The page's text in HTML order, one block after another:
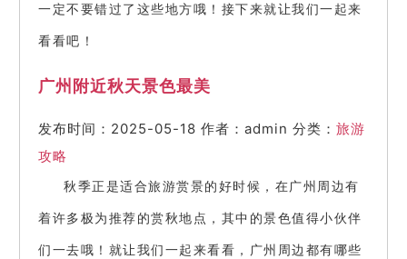
一定不要错过了这些地方哦！接下来就让我们一起来
看看吧！
广州附近秋天景色最美
发布时间：2025-05-18 作者：admin 分类： 旅游
攻略
秋季正是适合旅游赏景的好时候，在广州周边有
着许多极为推荐的赏秋地点，其中的景色值得小伙伴
们一去哦！就让我们一起来看看，广州周边都有哪些